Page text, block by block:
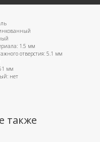
1.5 мм
отверстия: 5.1 мм
мм
нет
также